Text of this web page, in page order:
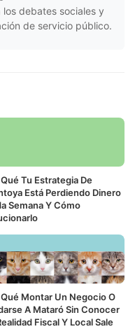
debates sociales y
de servicio público.
Tu Estrategia De
Está Perdiendo Dinero
Semana Y Cómo
Qué Montar Un Negocio O
A Mataró Sin Conocer
Fiscal Y Local Sale